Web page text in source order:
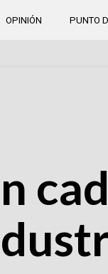
OPINIÓN PUNTO